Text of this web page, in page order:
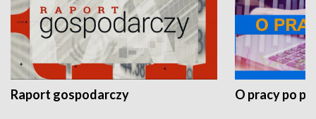
Raport gospodarczy O pracy po